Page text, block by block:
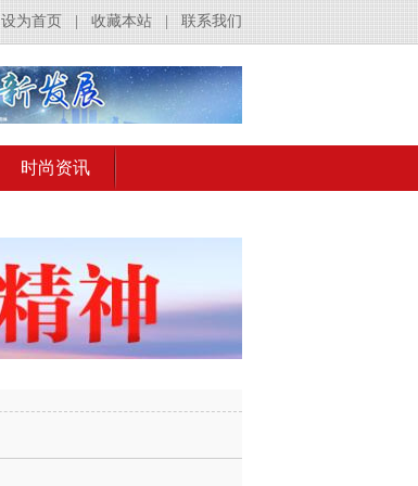
联系我们
收藏本站
设为首页
时尚资讯